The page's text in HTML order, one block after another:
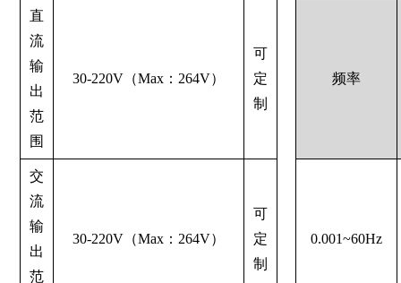
直
流
输
出
范
围
30-220V（Max：264V）
可
定
制
频率
交
流
输
出
范
30-220V（Max：264V）
可
定
制
0.001~60Hz